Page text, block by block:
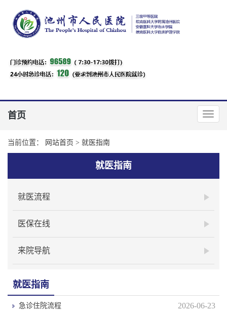
首页
当前位置： 网站首页 > 就医指南
就医指南
就医流程
医保在线
来院导航
就医指南
2026-06-23
急诊住院流程